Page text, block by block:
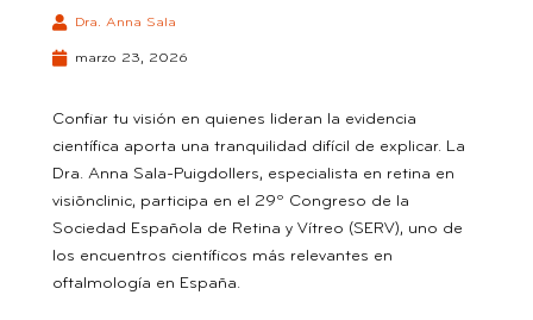
Dra. Anna Sala
marzo 23, 2026
Confiar tu visión en quienes lideran la evidencia
científica aporta una tranquilidad difícil de explicar. La
Dra. Anna Sala-Puigdollers, especialista en retina en
visiõnclinic, participa en el 29º Congreso de la
Sociedad Española de Retina y Vítreo (SERV), uno de
los encuentros científicos más relevantes en
oftalmología en España.